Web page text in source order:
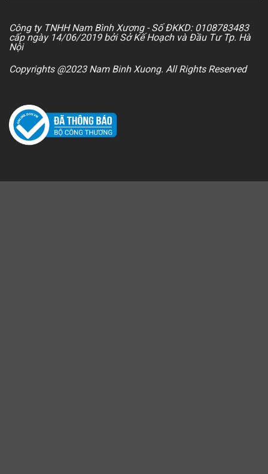
Công ty TNHH Nam Bình Xương - Số ĐKKD: 0108783483
cấp ngày 14/06/2019 bởi Sở Kế Hoạch và Đầu Tư Tp. Hà
Nội
Copyrights @2023 Nam Binh Xuong. All Rights Reserved